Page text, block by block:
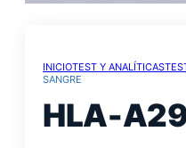
INICIOTEST Y ANALÍTICAS
SANGRE
HLA-A29